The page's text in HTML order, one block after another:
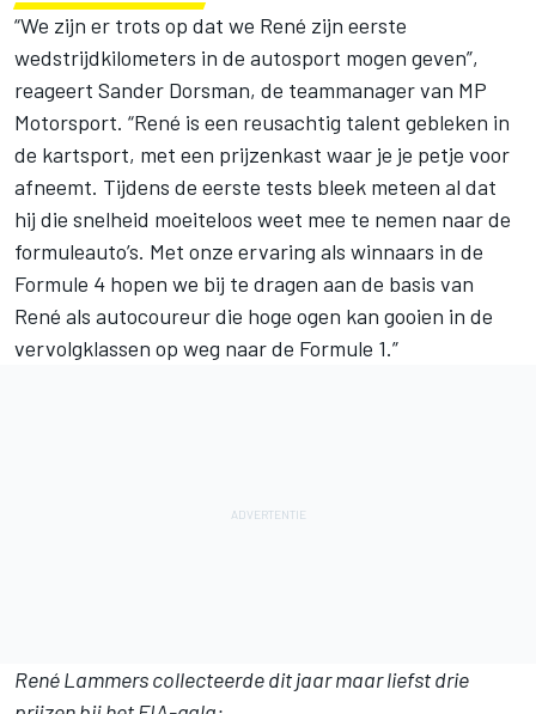
“We zijn er trots op dat we René zijn eerste
wedstrijdkilometers in de autosport mogen geven”,
reageert Sander Dorsman, de teammanager van MP
Motorsport. “René is een reusachtig talent gebleken in
de kartsport, met een prijzenkast waar je je petje voor
afneemt. Tijdens de eerste tests bleek meteen al dat
hij die snelheid moeiteloos weet mee te nemen naar de
formuleauto’s. Met onze ervaring als winnaars in de
Formule 4 hopen we bij te dragen aan de basis van
René als autocoureur die hoge ogen kan gooien in de
vervolgklassen op weg naar de Formule 1.”
René Lammers collecteerde dit jaar maar liefst drie